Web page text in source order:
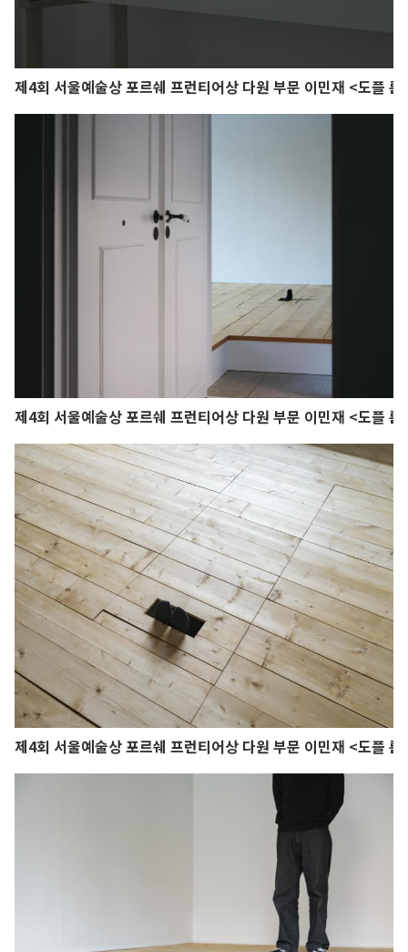
제4회 서울예술상 포르쉐 프런티어상 다원 부문 이민재 <도플 룸
제4회 서울예술상 포르쉐 프런티어상 다원 부문 이민재 <도플 룸
제4회 서울예술상 포르쉐 프런티어상 다원 부문 이민재 <도플 룸